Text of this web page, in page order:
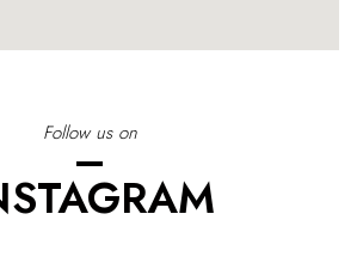
Follow us on